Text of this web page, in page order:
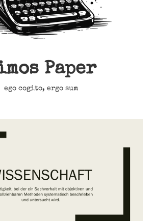
Paper
ego cogito, ergo sum